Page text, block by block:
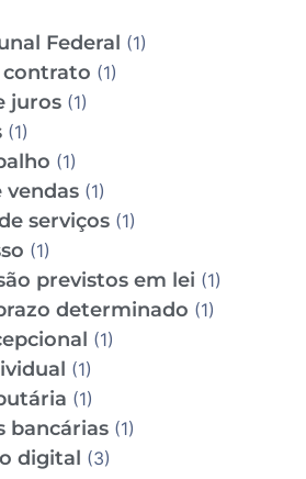
Federal (1)
contrato (1)
juros (1)
(1)
(1)
vendas (1)
serviços (1)
(1)
previstos em lei (1)
determinado (1)
(1)
(1)
(1)
bancárias (1)
digital (3)